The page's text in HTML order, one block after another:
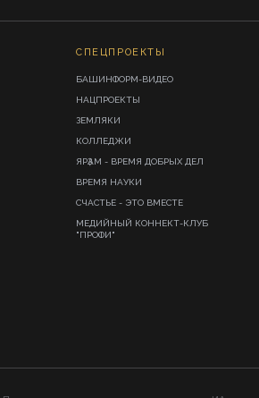
СПЕЦПРОЕКТЫ
БАШИНФОРМ-ВИДЕО
НАЦПРОЕКТЫ
ЗЕМЛЯКИ
КОЛЛЕДЖИ
ЯРҘАМ - ВРЕМЯ ДОБРЫХ ДЕЛ
ВРЕМЯ НАУКИ
СЧАСТЬЕ - ЭТО ВМЕСТЕ
МЕДИЙНЫЙ КОННЕКТ-КЛУБ
"ПРОФИ"